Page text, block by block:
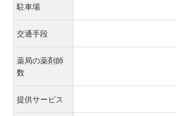
駐車場
交通手段
薬局の薬剤師
数
提供サービス